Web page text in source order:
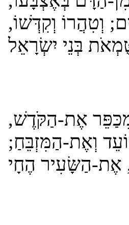
וְטִהֲרוֹ וְקִדְּשׁוֹ,
אֶת-הַקֹּדֶשׁ,
וְאֶת-הַמִּזְבֵּחַ;